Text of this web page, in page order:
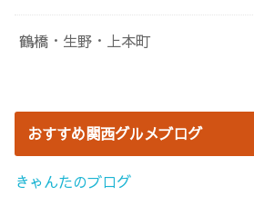
鶴橋・生野・上本町
おすすめ関西グルメブログ
きゃんたのブログ